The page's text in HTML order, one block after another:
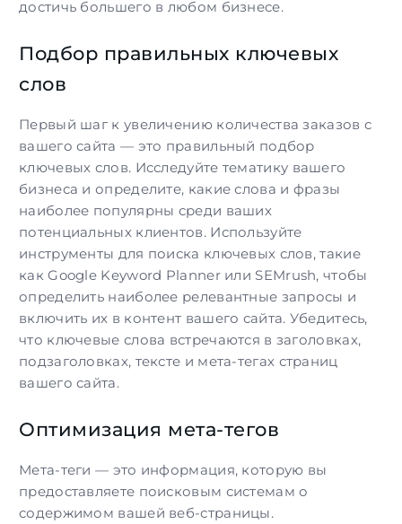
достичь большего в любом бизнесе.
Подбор правильных ключевых
слов
Первый шаг к увеличению количества заказов с
вашего сайта — это правильный подбор
ключевых слов. Исследуйте тематику вашего
бизнеса и определите, какие слова и фразы
наиболее популярны среди ваших
потенциальных клиентов. Используйте
инструменты для поиска ключевых слов, такие
как Google Keyword Planner или SEMrush, чтобы
определить наиболее релевантные запросы и
включить их в контент вашего сайта. Убедитесь,
что ключевые слова встречаются в заголовках,
подзаголовках, тексте и мета-тегах страниц
вашего сайта.
Оптимизация мета-тегов
Мета-теги — это информация, которую вы
предоставляете поисковым системам о
содержимом вашей веб-страницы.